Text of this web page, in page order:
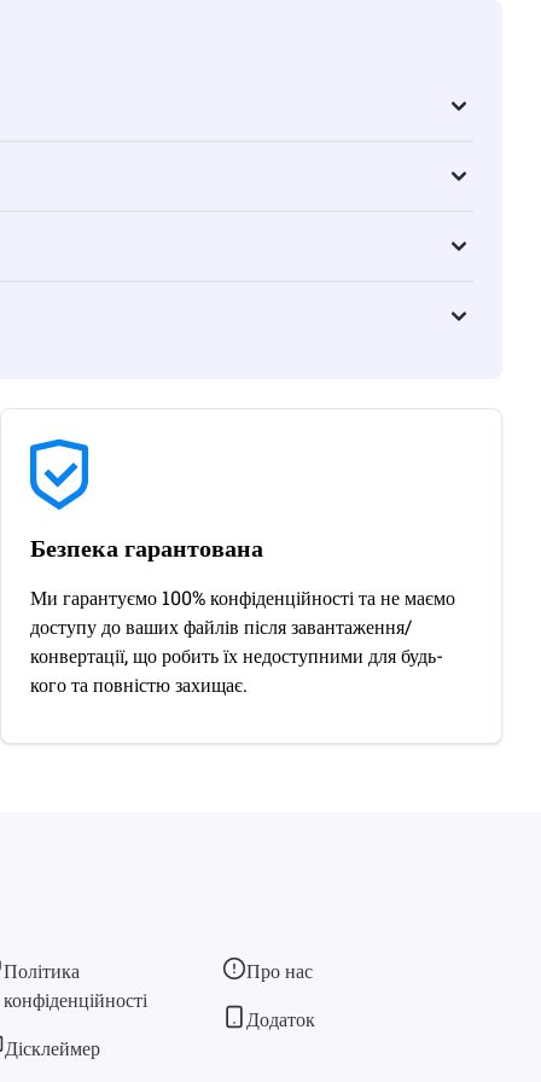
Безпека гарантована
Ми гарантуємо 100% конфіденційності та не маємо
доступу до ваших файлів після завантаження/
конвертації, що робить їх недоступними для будь-
кого та повністю захищає.
Політика
конфіденційності
Дісклеймер
Про нас
Додаток